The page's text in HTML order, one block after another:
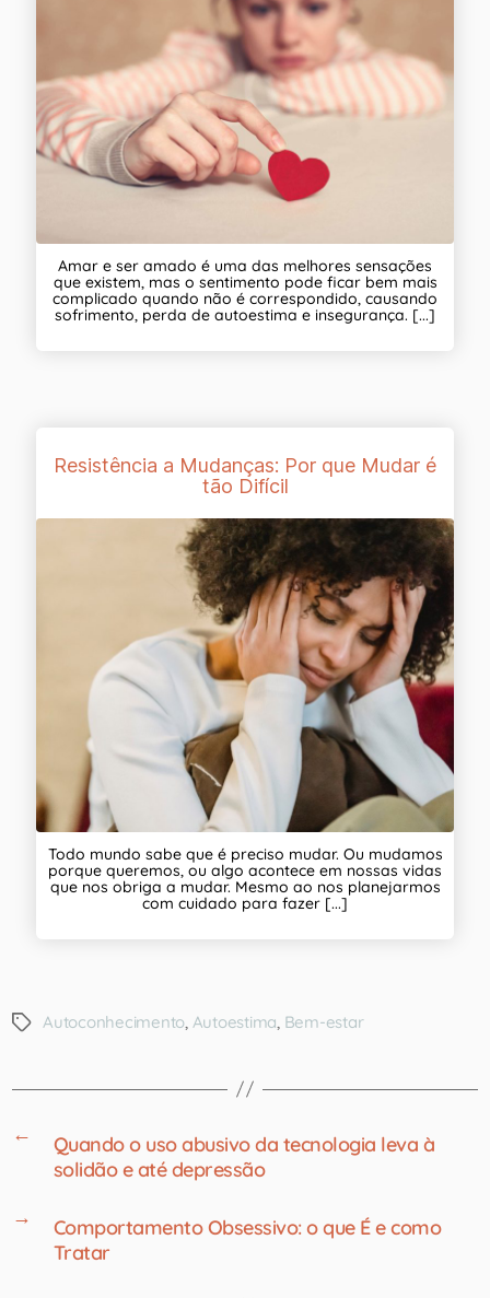
Amar e ser amado é uma das melhores sensações
que existem, mas o sentimento pode ficar bem mais
complicado quando não é correspondido, causando
sofrimento, perda de autoestima e insegurança. [...]
Resistência a Mudanças: Por que Mudar é
tão Difícil
Todo mundo sabe que é preciso mudar. Ou mudamos
porque queremos, ou algo acontece em nossas vidas
que nos obriga a mudar. Mesmo ao nos planejarmos
com cuidado para fazer [...]
Autoconhecimento Autoestima Bem-estar
←
Quando o uso abusivo da tecnologia leva à
solidão e até depressão
→
Comportamento Obsessivo: o que É e como
Tratar